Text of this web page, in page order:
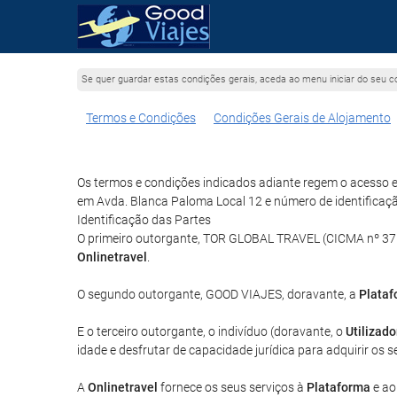
Se quer guardar estas condições gerais, aceda ao menu iniciar do seu
Termos e Condições Condições Gerais de Alojamento
Os termos e condições indicados adiante regem o acesso
em Avda. Blanca Paloma Local 12 e número de
Identificação das Partes
O primeiro outorgante, TOR GLOBAL TRAVEL (CICMA
Onlinetravel
O segundo outorgante, GOOD VIAJES, doravante, a
E o terceiro outorgante, o indivíduo (doravante, o
idade e desfrutar de capacidade jurídica para adquirir os
A Onlinetravel fornece os seus serviços à Plataforma e